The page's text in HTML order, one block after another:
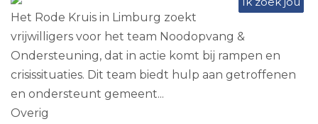
Het Rode Kruis in Limburg zoekt
vrijwilligers voor het team Noodopvang &
Ondersteuning, dat in actie komt bij rampen en
crisissituaties. Dit team biedt hulp aan getroffenen
en ondersteunt gemeent...
Overig